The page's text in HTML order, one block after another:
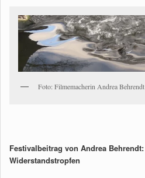
Foto: Filmemacherin Andrea Behrendt
Festivalbeitrag von Andrea Behrendt:
Widerstandstropfen